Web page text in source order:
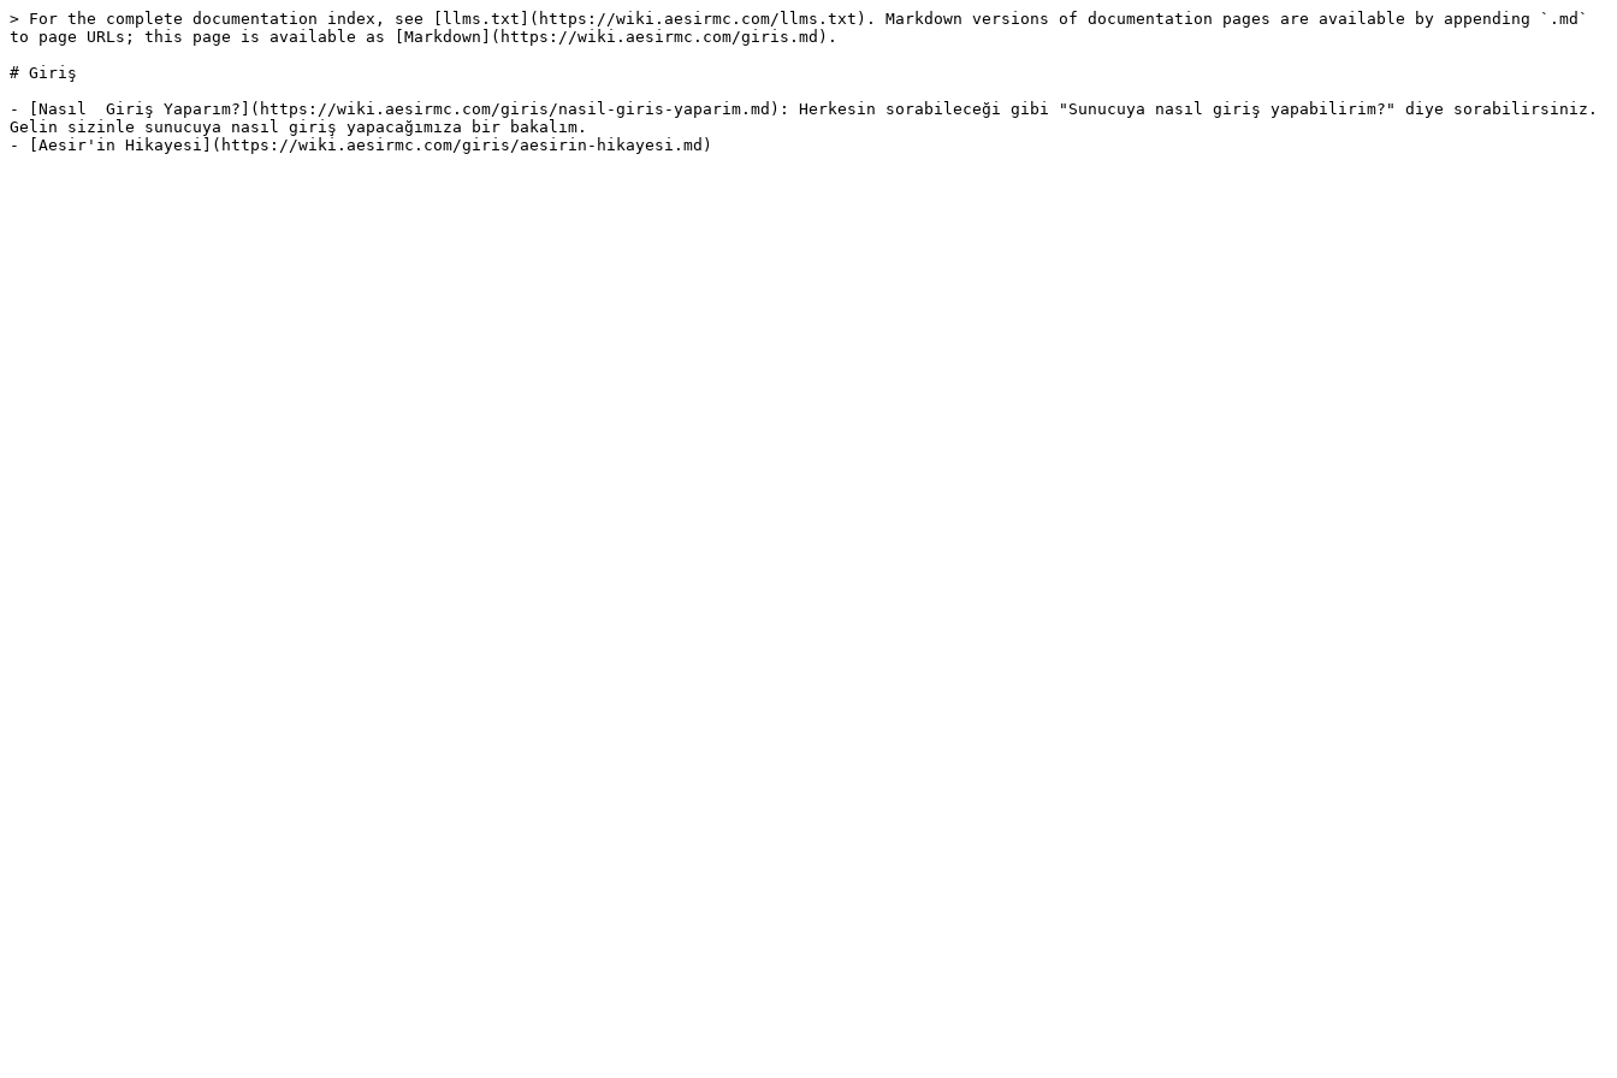
> For the complete documentation index, see [llms.txt](https://wiki.aesirmc.com/llms.txt). Markdown versions of documentation pages are available by appending `.md`
to page URLs; this page is available as [Markdown](https://wiki.aesirmc.com/giris.md).
# Giriş
- [Nasıl  Giriş Yaparım?](https://wiki.aesirmc.com/giris/nasil-giris-yaparim.md): Herkesin sorabileceği gibi "Sunucuya nasıl giriş yapabilirim?" diye sorabilirsiniz.
Gelin sizinle sunucuya nasıl giriş yapacağımıza bir bakalım.